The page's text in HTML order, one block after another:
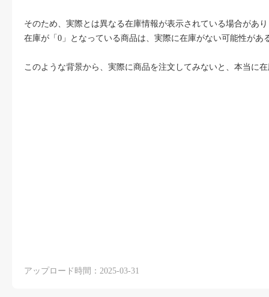
BLOG
そのため、実際とは異なる在庫情報が表示されている場合があ
在庫が「0」となっている商品は、実際に在庫がない可能性が
このような背景から、実際に商品を注文してみないと、本当に
アップロード時間：2025-03-31